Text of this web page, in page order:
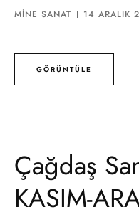
MINE SANAT 14 ARALIK
GÖRÜNTÜLE
Çağdaş
KASIM-